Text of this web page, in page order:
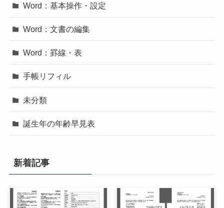
Word：基本操作・設定
Word：文書の編集
Word：罫線・表
手帳リフィル
未分類
誕生年の年齢早見表
新着記事